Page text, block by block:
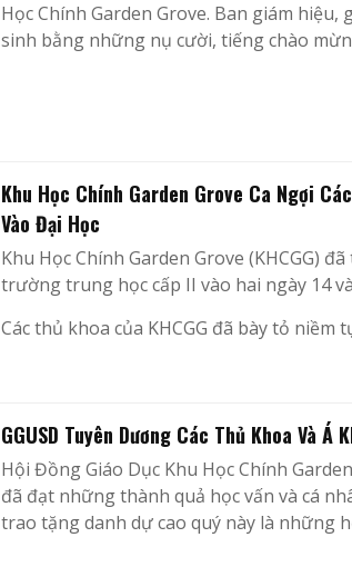
Học Chính Garden Grove. Ban giám
sinh bằng những nụ cười, tiếng chào
Khu Học Chính Garden Grove Ca Ngợi
Vào Đại Học
Khu Học Chính Garden Grove (KHCGG)
trường trung học cấp II vào hai ngày 14
Các thủ khoa của KHCGG đã bày tỏ
GGUSD Tuyên Dương Các Thủ Khoa Và Á
Hội Đồng Giáo Dục Khu Học Chính
đã đạt những thành quả học vấn và cá
trao tặng danh dự cao quý này là những